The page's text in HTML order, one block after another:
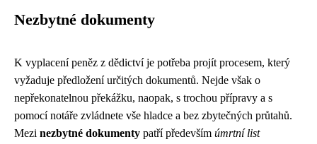
Nezbytné dokumenty
K vyplacení peněz z dědictví je potřeba projít procesem, který
vyžaduje předložení určitých dokumentů. Nejde však o
nepřekonatelnou překážku, naopak, s trochou přípravy a s
pomocí notáře zvládnete vše hladce a bez zbytečných průtahů.
Mezi nezbytné dokumenty patří především úmrtní list